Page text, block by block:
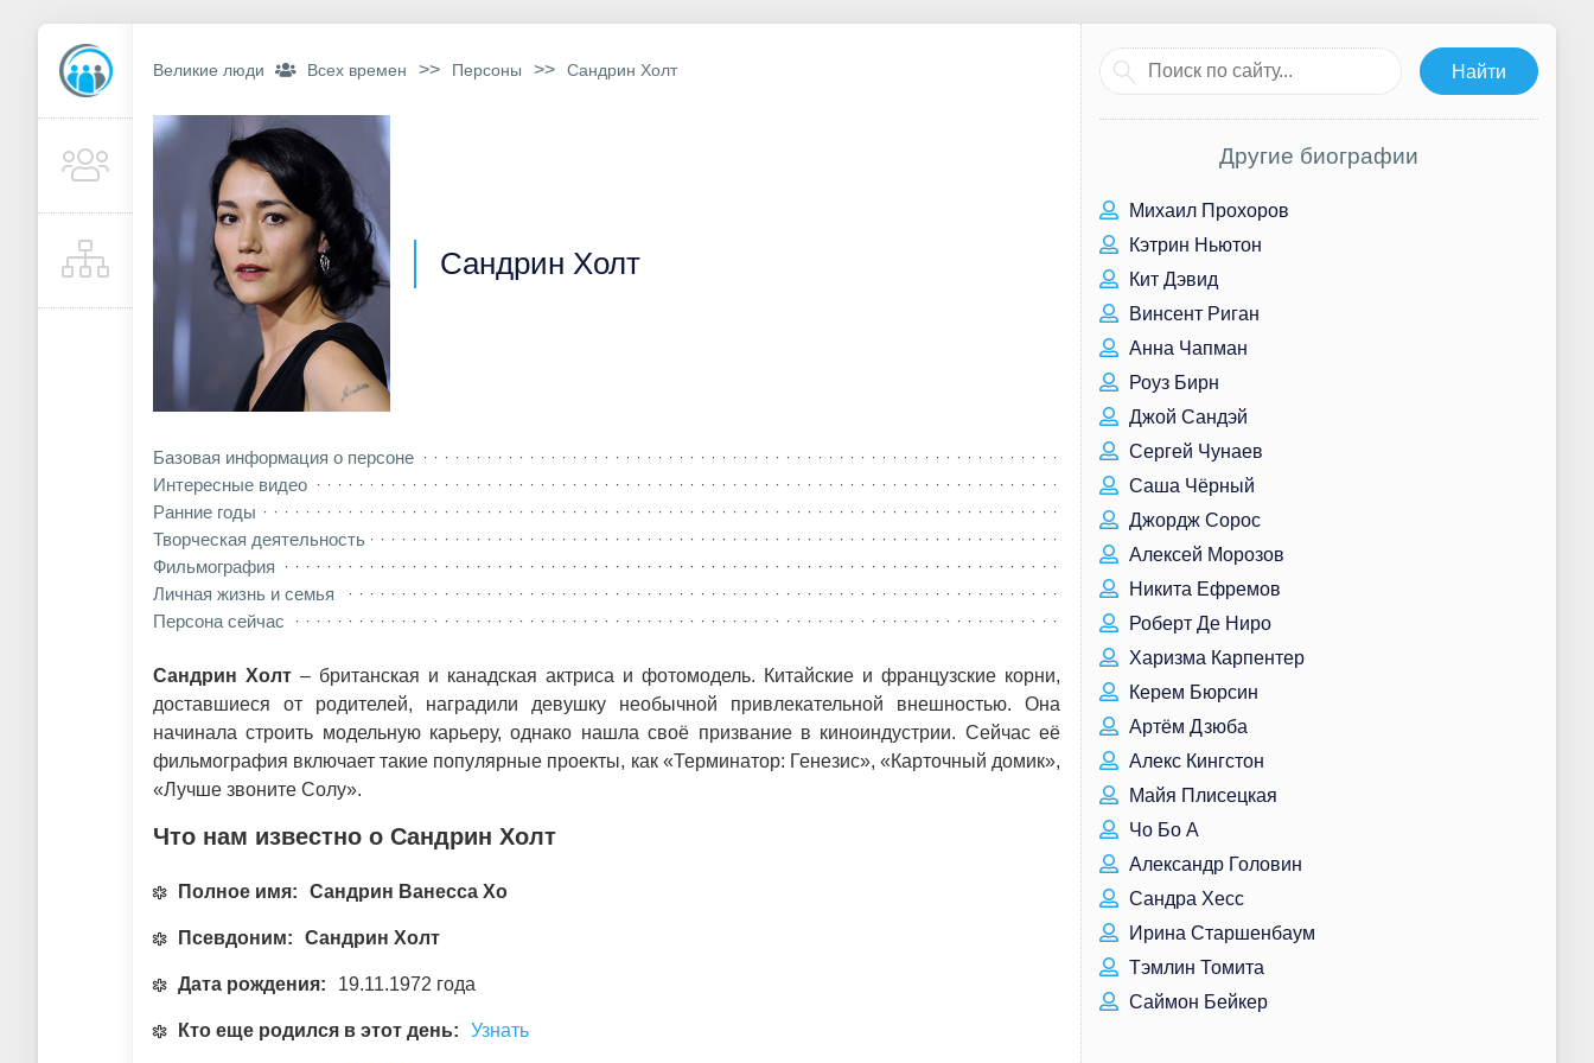
Великие люди Всех времен >> Персоны >> Сандрин Холт
Сандрин Холт
Базовая информация о персоне
Интересные видео
Ранние годы
Творческая деятельность
Фильмография
Личная жизнь и семья
Персона сейчас
Сандрин Холт – британская и канадская актриса и фотомодель. Китайские и французские корни,
доставшиеся от родителей, наградили девушку необычной привлекательной внешностью. Она
начинала строить модельную карьеру, однако нашла своё призвание в киноиндустрии. Сейчас её
фильмография включает такие популярные проекты, как «Терминатор: Генезис», «Карточный домик»,
«Лучше звоните Солу».
Что нам известно о Сандрин Холт
Полное имя: Сандрин Ванесса Хо
Псевдоним: Сандрин Холт
Дата рождения: 19.11.1972 года
Кто еще родился в этот день: Узнать
Другие биографии
Михаил Прохоров
Кэтрин Ньютон
Кит Дэвид
Винсент Риган
Анна Чапман
Роуз Бирн
Джой Сандэй
Сергей Чунаев
Саша Чёрный
Джордж Сорос
Алексей Морозов
Никита Ефремов
Роберт Де Ниро
Харизма Карпентер
Керем Бюрсин
Артём Дзюба
Алекс Кингстон
Майя Плисецкая
Чо Бо А
Александр Головин
Сандра Хесс
Ирина Старшенбаум
Тэмлин Томита
Саймон Бейкер